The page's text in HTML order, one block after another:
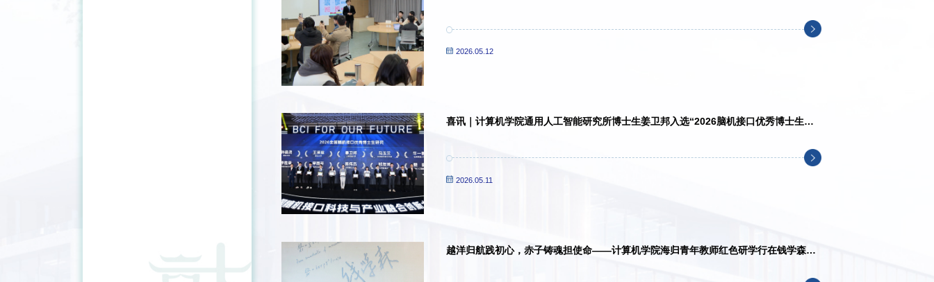
2026.05.12
喜讯｜计算机学院通用人工智能研究所博士生姜卫邦入选“2026脑机接口优秀博士生研
2026.05.11
越洋归航践初心，赤子铸魂担使命——计算机学院海归青年教师红色研学行在钱学森图